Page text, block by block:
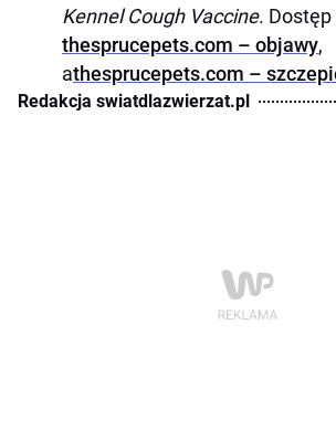
Kennel Cough Vaccine. Dostęp
thesprucepets.com – objawy,
athesprucepets.com –
Redakcja swiatdlazwierzat.pl